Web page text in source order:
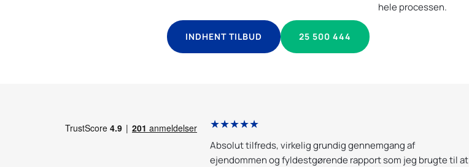
hele processen.
INDHENT TILBUD 25 500 444
★★★★★
Absolut tilfreds, virkelig grundig gennemgang af
ejendommen og fyldestgørende rapport som jeg brugte til at